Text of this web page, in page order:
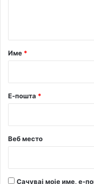
р
Име *
Е-пошта *
Веб место
Сачувај моје име, е-